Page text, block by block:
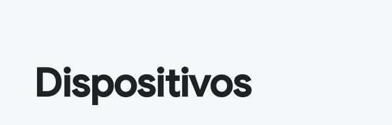
Dispositivos